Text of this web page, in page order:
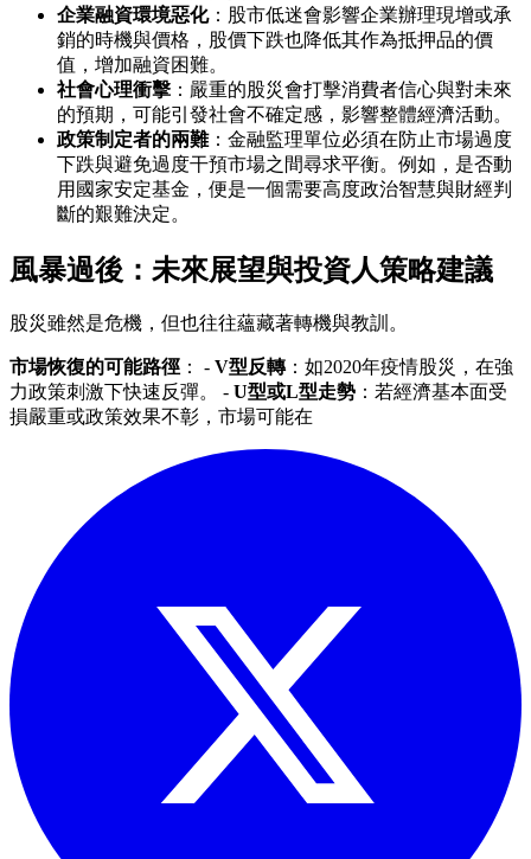
企業融資環境惡化：股市低迷會影響企業辦理現增或承
銷的時機與價格，股價下跌也降低其作為抵押品的價
值，增加融資困難。
社會心理衝擊 ：嚴重的股災會打擊消費者信心與對未來
的預期，可能引發社會不確定感，影響整體經濟活動。
政策制定者的兩難：金融監理單位必須在防止市場過度
下跌與避免過度干預市場之間尋求平衡。例如，是否動
用國家安定基金，便是一個需要高度政治智慧與財經判
斷的艱難決定。
風暴過後：未來展望與投資人策略建議
股災雖然是危機，但也往往蘊藏著轉機與教訓。
市場恢復的可能路徑 ： - V型反轉：如2020年疫情股災，在強
力政策刺激下快速反彈。 - U型或L型走勢 ：若經濟基本面受
損嚴重或政策效果不彰，市場可能在